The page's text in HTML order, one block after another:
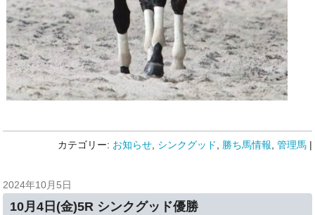
カテゴリー: お知らせ, シンクグッド 勝ち馬情報 管理馬|
2024年10月5日
10月4日(金)5R シンクグッド優勝